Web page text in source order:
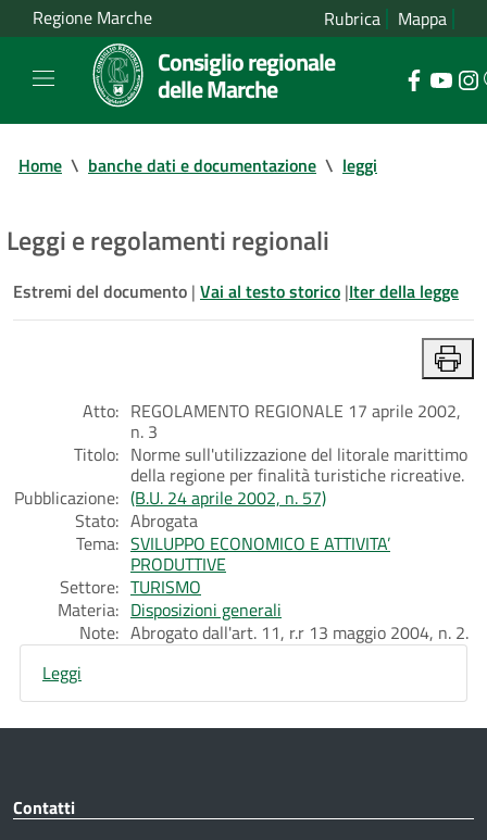
Regione Marche Rubrica Mappa
Consiglio regionale
delle Marche
Home \ banche dati e documentazione \ leggi
Leggi e regolamenti regionali
Estremi del documento | Vai al testo storico |Iter della legge
Atto: REGOLAMENTO REGIONALE 17 aprile 2002,
n. 3
Titolo: Norme sull'utilizzazione del litorale marittimo
della regione per finalità turistiche ricreative.
Pubblicazione: (B.U. 24 aprile 2002, n. 57)
Stato: Abrogata
Tema: SVILUPPO ECONOMICO E ATTIVITA’
PRODUTTIVE
Settore: TURISMO
Materia: Disposizioni generali
Note: Abrogato dall'art. 11, r.r 13 maggio 2004, n. 2.
Leggi
Contatti